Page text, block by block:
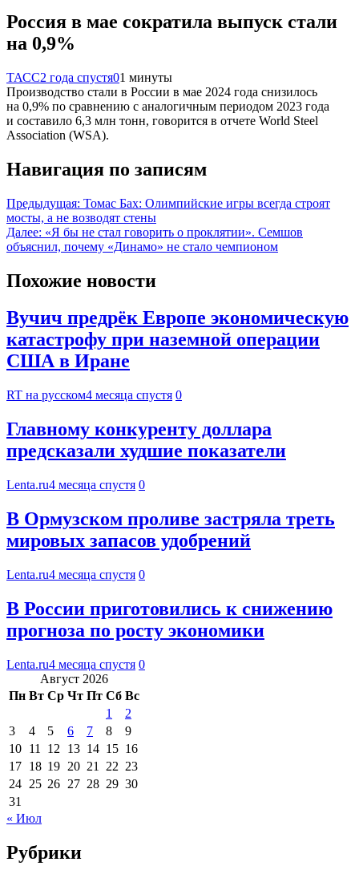
Россия в мае сократила выпуск стали
на 0,9%
ТАСС2 года спустя01 минуты
Производство стали в России в мае 2024 года снизилось
на 0,9% по сравнению с аналогичным периодом 2023 года
и составило 6,3 млн тонн, говорится в отчете World Steel
Association (WSA).
Навигация по записям
Предыдущая: Томас Бах: Олимпийские игры всегда строят
мосты, а не возводят стены
Далее: «Я бы не стал говорить о проклятии». Семшов
объяснил, почему «Динамо» не стало чемпионом
Похожие новости
Вучич предрёк Европе экономическую
катастрофу при наземной операции
США в Иране
RT на русском4 месяца спустя 0
Главному конкуренту доллара
предсказали худшие показатели
Lenta.ru4 месяца спустя 0
В Ормузском проливе застряла треть
мировых запасов удобрений
Lenta.ru4 месяца спустя 0
В России приготовились к снижению
прогноза по росту экономики
Lenta.ru4 месяца спустя 0
Август 2026
Пн Вт Ср Чт Пт Сб Вс
1
2
3
4 5 6 7 8
9
10 11 12 13 14 15 16
17 18 19 20 21 22 23
24 25 26 27 28 29 30
31
« Июл
Рубрики